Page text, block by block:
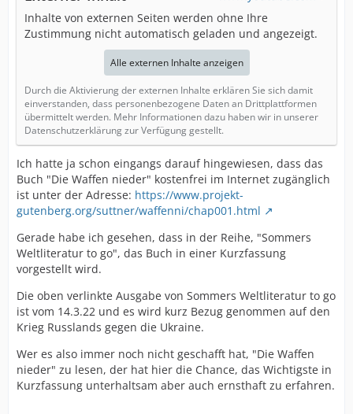
Inhalte von externen Seiten werden ohne Ihre
Zustimmung nicht automatisch geladen und angezeigt.
Alle externen Inhalte anzeigen
Durch die Aktivierung der externen Inhalte erklären Sie sich damit
einverstanden, dass personenbezogene Daten an Drittplattformen
übermittelt werden. Mehr Informationen dazu haben wir in unserer
Datenschutzerklärung zur Verfügung gestellt.
Ich hatte ja schon eingangs darauf hingewiesen, dass das
Buch "Die Waffen nieder" kostenfrei im Internet zugänglich
ist unter der Adresse: https://www.projekt-
gutenberg.org/suttner/waffenni/chap001.html
Gerade habe ich gesehen, dass in der Reihe, "Sommers
Weltliteratur to go", das Buch in einer Kurzfassung
vorgestellt wird.
Die oben verlinkte Ausgabe von Sommers Weltliteratur to go
ist vom 14.3.22 und es wird kurz Bezug genommen auf den
Krieg Russlands gegen die Ukraine.
Wer es also immer noch nicht geschafft hat, "Die Waffen
nieder" zu lesen, der hat hier die Chance, das Wichtigste in
Kurzfassung unterhaltsam aber auch ernsthaft zu erfahren.